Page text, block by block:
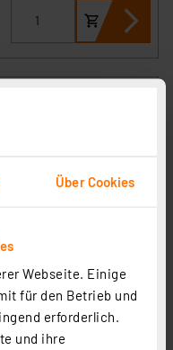
Über Cookies
Webseite. Einige
für den Betrieb und
erforderlich.
und ihre
schwarz